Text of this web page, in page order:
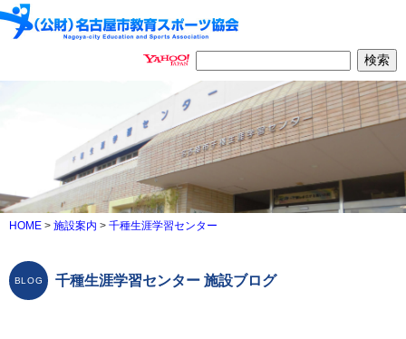
HOME > 施設案内 > 千種生涯学習センター
千種生涯学習センター 施設ブログ